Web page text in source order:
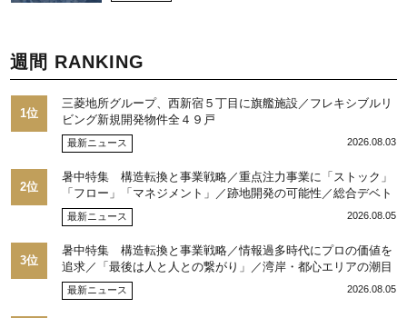
週間 RANKING
1位
三菱地所グループ、西新宿５丁目に旗艦施設／フレキシブルリ
ビング新規開発物件全４９戸
最新ニュース 2026.08.03
2位
暑中特集 構造転換と事業戦略／重点注力事業に「ストック」
「フロー」「マネジメント」／跡地開発の可能性／総合デベト
ップ10目標に／自社ブランド構築へ体制整備／日本郵政不動産
／池田 明社長に聞く
最新ニュース 2026.08.05
3位
暑中特集 構造転換と事業戦略／情報過多時代にプロの価値を
追求／「最後は人と人との繋がり」／湾岸・都心エリアの潮目
を注視／“リパーク”次世代展開／三井不動産リアルティ／児玉
光博社長に聞く
最新ニュース 2026.08.05